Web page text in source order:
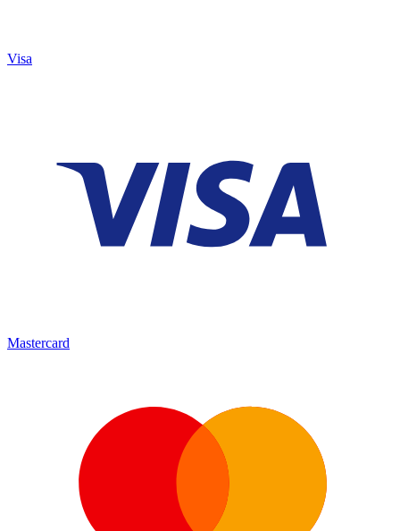
Visa
Mastercard